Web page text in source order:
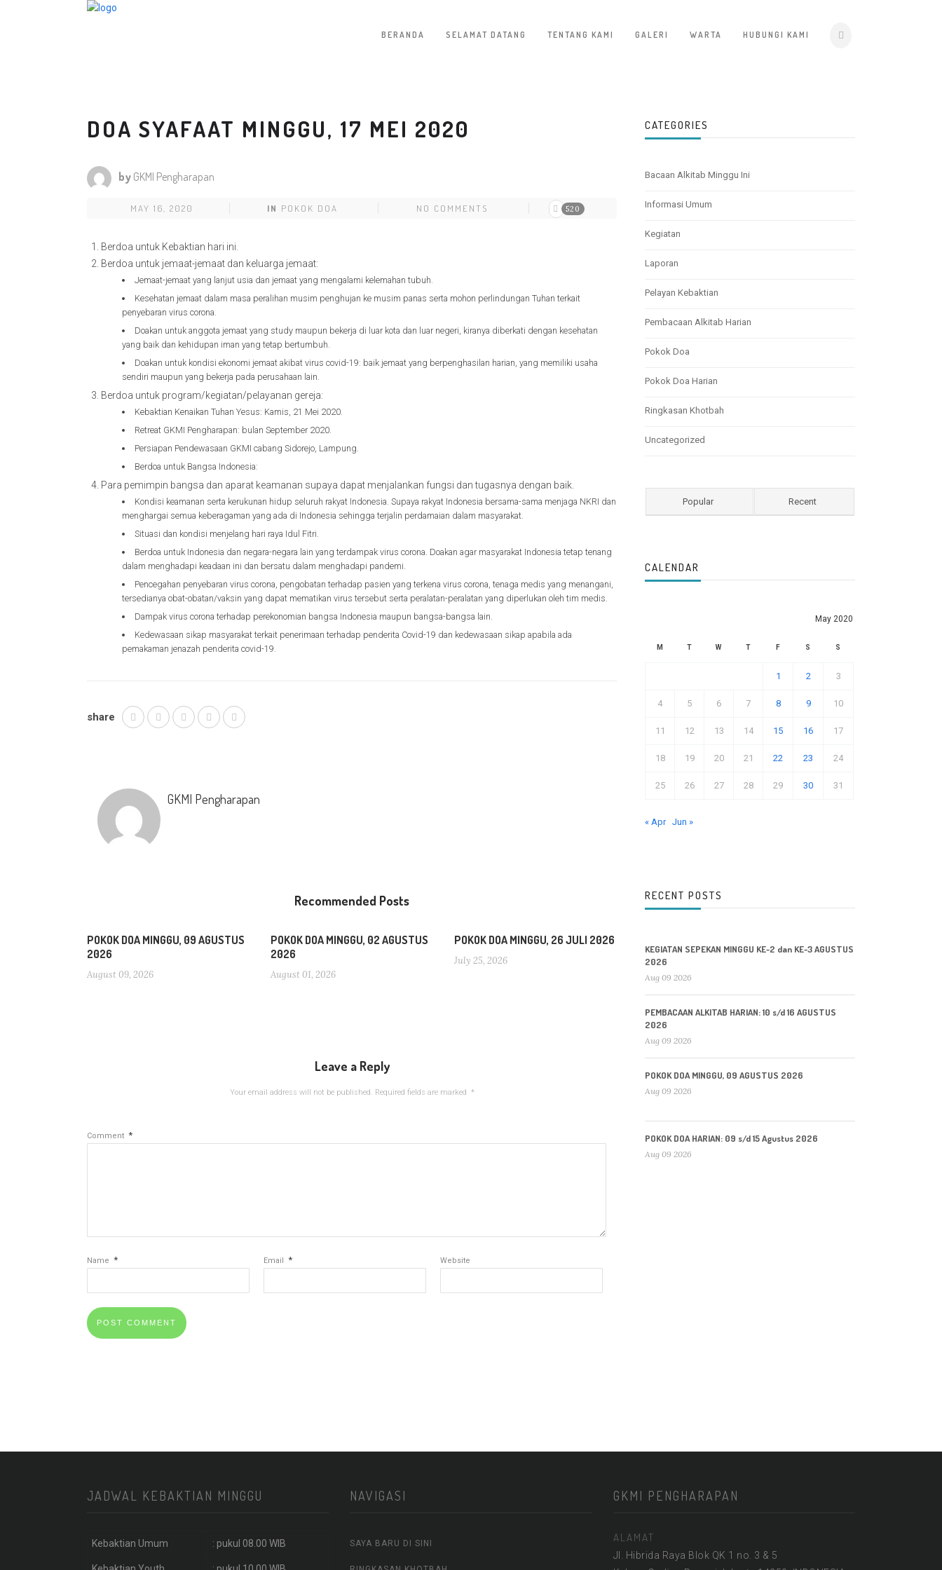
BERANDA SELAMAT DATANG TENTANG KAMI GALERI WARTA HUBUNGI KAMI
DOA SYAFAAT MINGGU, 17 MEI 2020
by GKMI Pengharapan
MAY 16, 2020 IN POKOK DOA NO COMMENTS 520
Berdoa untuk Kebaktian hari ini.
Berdoa untuk jemaat-jemaat dan keluarga jemaat:
Jemaat-jemaat yang lanjut usia dan jemaat yang mengalami kelemahan tubuh.
Kesehatan jemaat dalam masa peralihan musim penghujan ke musim panas serta mohon perlindungan Tuhan terkait
penyebaran virus corona.
Doakan untuk anggota jemaat yang study maupun bekerja di luar kota dan luar negeri, kiranya diberkati dengan kesehatan
yang baik dan kehidupan iman yang tetap bertumbuh.
Doakan untuk kondisi ekonomi jemaat akibat virus covid-19: baik jemaat yang berpenghasilan harian, yang memiliki usaha
sendiri maupun yang bekerja pada perusahaan lain.
Berdoa untuk program/kegiatan/pelayanan gereja:
Kebaktian Kenaikan Tuhan Yesus: Kamis, 21 Mei 2020.
Retreat GKMI Pengharapan: bulan September 2020.
Persiapan Pendewasaan GKMI cabang Sidorejo, Lampung.
Berdoa untuk Bangsa Indonesia:
Para pemimpin bangsa dan aparat keamanan supaya dapat menjalankan fungsi dan tugasnya dengan baik.
Kondisi keamanan serta kerukunan hidup seluruh rakyat Indonesia. Supaya rakyat Indonesia bersama-sama menjaga NKRI dan
menghargai semua keberagaman yang ada di Indonesia sehingga terjalin perdamaian dalam masyarakat.
Situasi dan kondisi menjelang hari raya Idul Fitri.
Berdoa untuk Indonesia dan negara-negara lain yang terdampak virus corona. Doakan agar masyarakat Indonesia tetap tenang
dalam menghadapi keadaan ini dan bersatu dalam menghadapi pandemi.
Pencegahan penyebaran virus corona, pengobatan terhadap pasien yang terkena virus corona, tenaga medis yang menangani,
tersedianya obat-obatan/vaksin yang dapat mematikan virus tersebut serta peralatan-peralatan yang diperlukan oleh tim medis.
Dampak virus corona terhadap perekonomian bangsa Indonesia maupun bangsa-bangsa lain.
Kedewasaan sikap masyarakat terkait penerimaan terhadap penderita Covid-19 dan kedewasaan sikap apabila ada
pemakaman jenazah penderita covid-19.
share
GKMI Pengharapan
Recommended Posts
POKOK DOA MINGGU, 09 AGUSTUS
2026
August 09, 2026
POKOK DOA MINGGU, 02 AGUSTUS
2026
August 01, 2026
POKOK DOA MINGGU, 26 JULI 2026
July 25, 2026
Leave a Reply
Your email address will not be published. Required fields are marked *
Comment *
Name * Email * Website
CATEGORIES
Bacaan Alkitab Minggu Ini
Informasi Umum
Kegiatan
Laporan
Pelayan Kebaktian
Pembacaan Alkitab Harian
Pokok Doa
Pokok Doa Harian
Ringkasan Khotbah
Uncategorized
Popular Recent
CALENDAR
May 2020
M T W T F S S
1 2 3
4 5 6 7 8 9 10
11 12 13 14 15 16 17
18 19 20 21 22 23 24
25 26 27 28 29 30 31
« Apr Jun »
RECENT POSTS
KEGIATAN SEPEKAN MINGGU KE-2 dan KE-3 AGUSTUS
2026
Aug 09 2026
PEMBACAAN ALKITAB HARIAN: 10 s/d 16 AGUSTUS
2026
Aug 09 2026
POKOK DOA MINGGU, 09 AGUSTUS 2026
Aug 09 2026
POKOK DOA HARIAN: 09 s/d 15 Agustus 2026
Aug 09 2026
JADWAL KEBAKTIAN MINGGU
Kebaktian Umum : pukul 08.00 WIB
NAVIGASI
SAYA BARU DI SINI
GKMI PENGHARAPAN
ALAMAT
Jl. Hibrida Raya Blok QK 1 no. 3 & 5